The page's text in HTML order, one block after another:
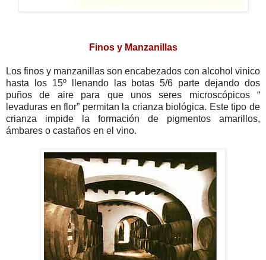
Finos y Manzanillas
Los finos y manzanillas son encabezados con alcohol vinico
hasta los 15º llenando las botas 5/6 parte dejando dos
puños de aire para que unos seres microscópicos “
levaduras en flor” permitan la crianza biológica. Este tipo de
crianza impide la formación de pigmentos amarillos,
ámbares o castaños en el vino.